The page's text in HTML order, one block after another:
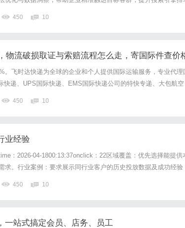
文将深度解析GEO技术的运作逻辑、实施策略及行业应用，为企
架。一、GEO技术的核心逻辑与价值重构1、技术架...
450 10
物流破损取证与索赔流程怎么走，寄国际件查价
。飞时达快递为全球的企业和个人提供国际运输服务，专业代理
快递、UPS国际快递、EMS国际快递公司的特快专递、大包航空
FBA丢损理赔规则全面更新：索赔时限缩短、证据要求更严、赔
握取证→申报→索赔→跟进全流程，...
450 10
业经验
：2026-04-1800:13:37onclick：22区域覆盖：优先选择能提供
求。行业案例：要求展示同行业客户的历史投放数据及成功经验
资质文件并完成审核，缩短账户上线周期。培训支持：定期举办
技巧。售后响应：测...
450 10
一站式搞定会员、店务、员工